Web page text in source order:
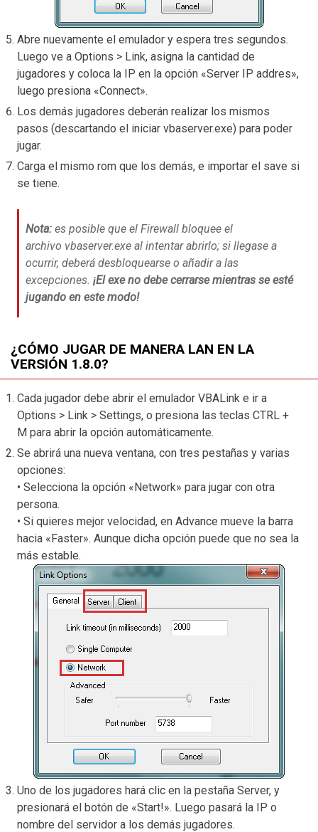
Abre nuevamente el emulador y espera tres segundos.
Luego ve a Options > Link, asigna la cantidad de
jugadores y coloca la IP en la opción «Server IP addres»,
luego presiona «Connect».
Los demás jugadores deberán realizar los mismos
pasos (descartando el iniciar vbaserver.exe) para poder
jugar.
Carga el mismo rom que los demás, e importar el save si
se tiene.
Nota: es posible que el Firewall bloquee el
archivo vbaserver.exe al intentar abrirlo; si llegase a
ocurrir, deberá desbloquearse o añadir a las
excepciones. ¡El exe no debe cerrarse mientras se esté
jugando en este modo!
¿CÓMO JUGAR DE MANERA LAN EN LA
VERSIÓN 1.8.0?
Cada jugador debe abrir el emulador VBALink e ir a
Options > Link > Settings, o presiona las teclas CTRL +
M para abrir la opción automáticamente.
Se abrirá una nueva ventana, con tres pestañas y varias
opciones:
• Selecciona la opción «Network» para jugar con otra
persona.
• Si quieres mejor velocidad, en Advance mueve la barra
hacia «Faster». Aunque dicha opción puede que no sea la
más estable.
Uno de los jugadores hará clic en la pestaña Server, y
presionará el botón de «Start!». Luego pasará la IP o
nombre del servidor a los demás jugadores.